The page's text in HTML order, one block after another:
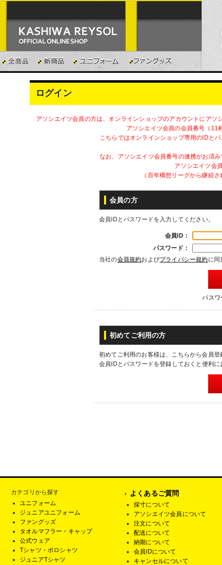
ログイン
アソシエイツ会員の方は、オンラインショップのアカウントにア
アソシエイツ会員の会員番号（11
こちらではオンラインショップ専用のIDと
なお、アソシエイツ会員番号の連携がお済
アソシエイツ会
（百年構想リーグから継続
会員の方
会員IDとパスワードを入力してください。
会員ID：
パスワード：
当社の会員規約およびプライバシー規約に同
パスワ
初めてご利用の方
初めてご利用のお客様は、こちらから会員
会員IDとパスワードを登録しておくと便利
カテゴリから探す
ユニフォーム
ジュニアユニフォーム
ファングッズ
タオルマフラー・キャップ
公式ウェア
Tシャツ・ポロシャツ
ジュニアTシャツ
よくあるご質問
採寸について
アソシエイツ会員について
注文について
配送について
納期について
会員IDについて
キャンセルについて